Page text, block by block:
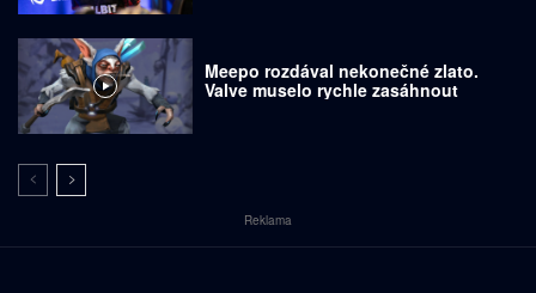
Meepo rozdával nekonečné zlato.
Valve muselo rychle zasáhnout
Reklama